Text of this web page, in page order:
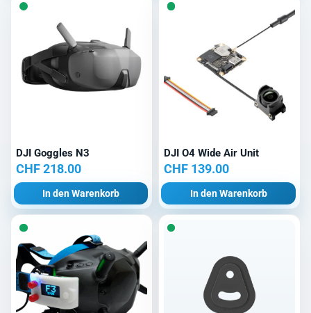
DJI Goggles N3
CHF218.00
In den Warenkorb
DJI O4 Wide Air Unit
CHF139.00
In den Warenkorb